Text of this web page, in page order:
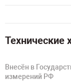
Технические
Внесён в
измерений РФ